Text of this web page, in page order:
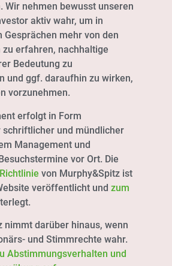
Wir nehmen bewusst unseren
aktiv wahr, um in
Gesprächen mehr von den
zu erfahren, nachhaltige
Bedeutung zu
und ggf. daraufhin zu wirken,
vorzunehmen.
erfolgt in Form
und mündlicher
Management und
vor Ort. Die
von Murphy&Spitz ist
veröffentlicht und zum
nimmt darüber hinaus, wenn
und Stimmrechte wahr.
Abstimmungsverhalten und